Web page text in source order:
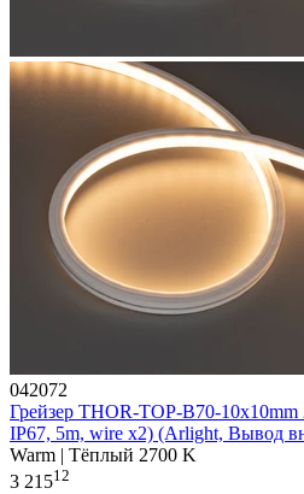
042072
Грейзер THOR-TOP-B70-
IP67, 5m, wire x2) (Arlight, Вывод
Warm | Тёплый 2700 K
3 21512